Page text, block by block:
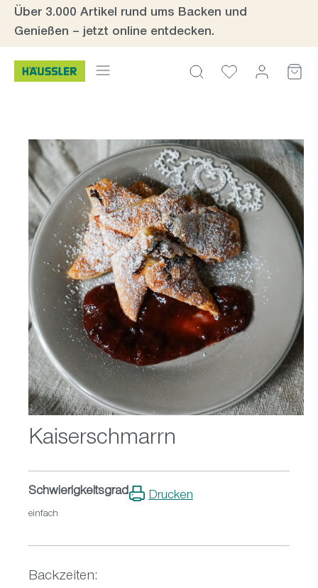
Zum Hauptinhalt springen
Über 3.000 Artikel rund ums Backen und
Genießen – jetzt online entdecken.
Bildergalerie überspringen
Kaiserschmarrn
Schwierigkeitsgrad
einfach
Drucken
Backzeiten: